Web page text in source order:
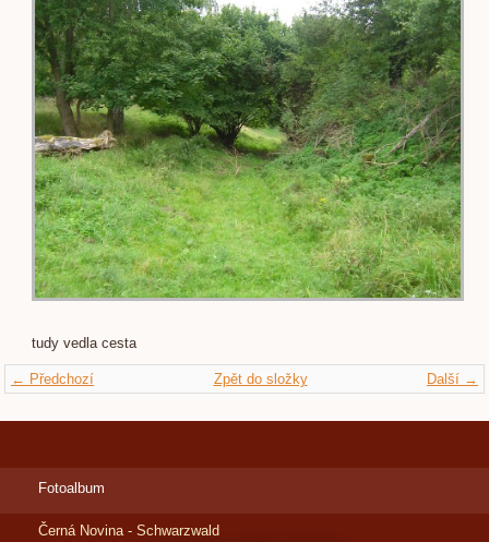
tudy vedla cesta
← Předchozí Další →
Zpět do složky
Fotoalbum
Černá Novina - Schwarzwald